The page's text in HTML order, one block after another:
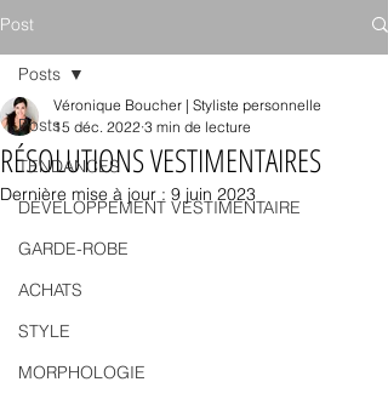
Post
Posts
TENDANCES
DÉVELOPPEMENT VESTIMENTAIRE
GARDE-ROBE
ACHATS
STYLE
MORPHOLOGIE
Posts
RÉSOLUTIONS VESTIMENTAIRES
Véronique Boucher | Styliste personnelle
15 déc. 2022 3 min de lecture
Dernière mise à jour : 9 juin 2023